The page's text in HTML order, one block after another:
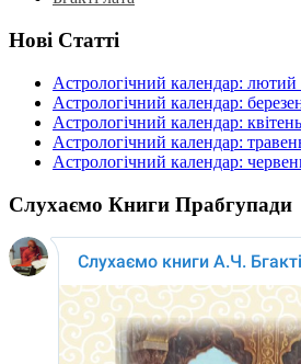
Нові Статті
Астрологічний календар: лютий
Астрологічний календар:
Астрологічний календар:
Астрологічний календар:
Астрологічний календар:
Слухаємо Книги Прабгупади